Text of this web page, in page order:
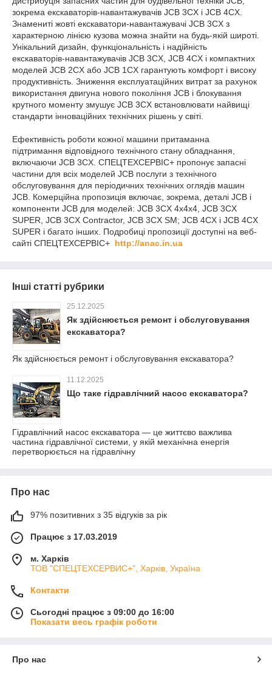
зокрема екскаваторів-навантажувачів JCB 3CX і JCB 4CX.
Знамениті жовті екскаватори-навантажувачі JCB 3CX з
характерною лінією кузова можна знайти на будь-якій широті.
Унікальний дизайн, функціональність і надійність
екскаваторів-навантажувачів JCB 3CX, JCB 4CX і компактних
моделей JCB 2CX або JCB 1CX гарантують комфорт і високу
продуктивність. Зниження експлуатаційних витрат за рахунок
використання двигуна нового покоління JCB і блокування
крутного моменту змушує JCB 3CX встановлювати найвищі
стандарти інноваційних технічних рішень у світі.
Ефективність роботи кожної машини притаманна
підтримання відповідного технічного стану обладнання,
включаючи JCB 3CX. СПЕЦТЕХСЕРВІС+ пропонує запасні
частини для всіх моделей JCB послуги з технічного
обслуговування для періодичних технічних оглядів машин
JCB. Комерційна пропозиція включає, зокрема, деталі JCB і
компоненти JCB для моделей: JCB 3CX 4x4x4, JCB 3CX
SUPER, JCB 3CX Contractor, JCB 3CX SM; JCB 4CX і JCB 4CX
SUPER і багато інших. Подробиці пропозиції доступні на веб-
сайті СПЕЦТЕХСЕРВІС+ http://anac.in.ua
Інші статті рубрики
25.12.2025
Як здійснюється ремонт і обслуговування
екскаватора?
Як здійснюється ремонт і обслуговування екскаватора?
11.12.2025
Що таке гідравлічний насос екскаватора?
Гідравлічний насос екскаватора — це життєво важлива
частина гідравлічної системи, у якій механічна енергія
перетворюється на гідравлічну
Про нас
97% позитивних з 35 відгуків за рік
Працює з 17.03.2019
м. Харків
ТОВ "СПЕЦТЕХСЕРВИС+", Харків, Україна
Контакти
Сьогодні працює з 09:00 до 16:00
Показати весь графік роботи
Про нас